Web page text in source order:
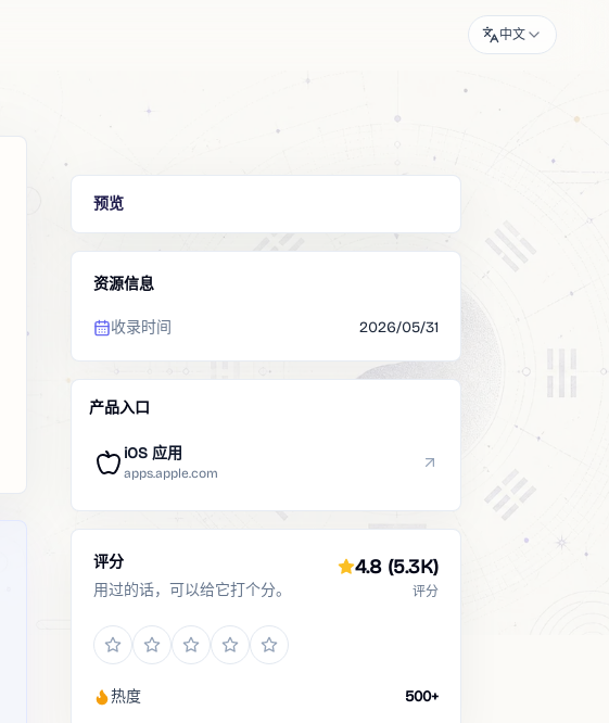
中文
预览
资源信息
收录时间 2026/05/31
产品入口
iOS 应用
apps.apple.com
评分
用过的话，可以给它打个分。
4.8 (5.3K)
评分
热度 500+